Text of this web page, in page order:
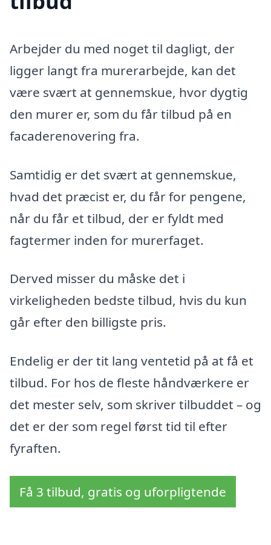
Arbejder du med noget til dagligt, der
ligger langt fra murerarbejde, kan det
være svært at gennemskue, hvor dygtig
den murer er, som du får tilbud på en
facaderenovering fra.
Samtidig er det svært at gennemskue,
hvad det præcist er, du får for pengene,
når du får et tilbud, der er fyldt med
fagtermer inden for murerfaget.
Derved misser du måske det i
virkeligheden bedste tilbud, hvis du kun
går efter den billigste pris.
Endelig er der tit lang ventetid på at få et
tilbud. For hos de fleste håndværkere er
det mester selv, som skriver tilbuddet – og
det er der som regel først tid til efter
fyraften.
Få 3 tilbud, gratis og uforpligtende